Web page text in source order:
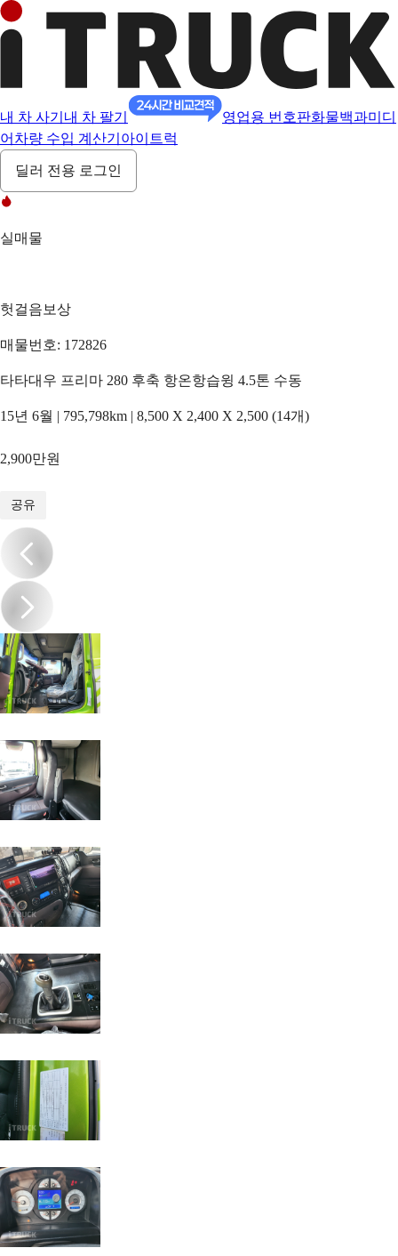
내 차 사기 내 차 팔기 영업용 번호판화물백과미디
어 차량 수입 계산기 아이트럭
딜러 전용 로그인
실매물
헛걸음보상
매물번호: 172826
타타대우 프리마 280 후축 항온항습윙 4.5톤 수동
15년 6월 | 795,798km | 8,500 X 2,400 X 2,500 (14개)
2,900만원
공유
/20